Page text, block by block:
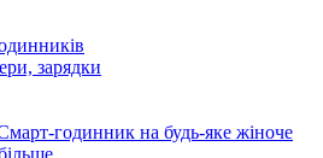
зарядки
годинник на будь-яке жіноче